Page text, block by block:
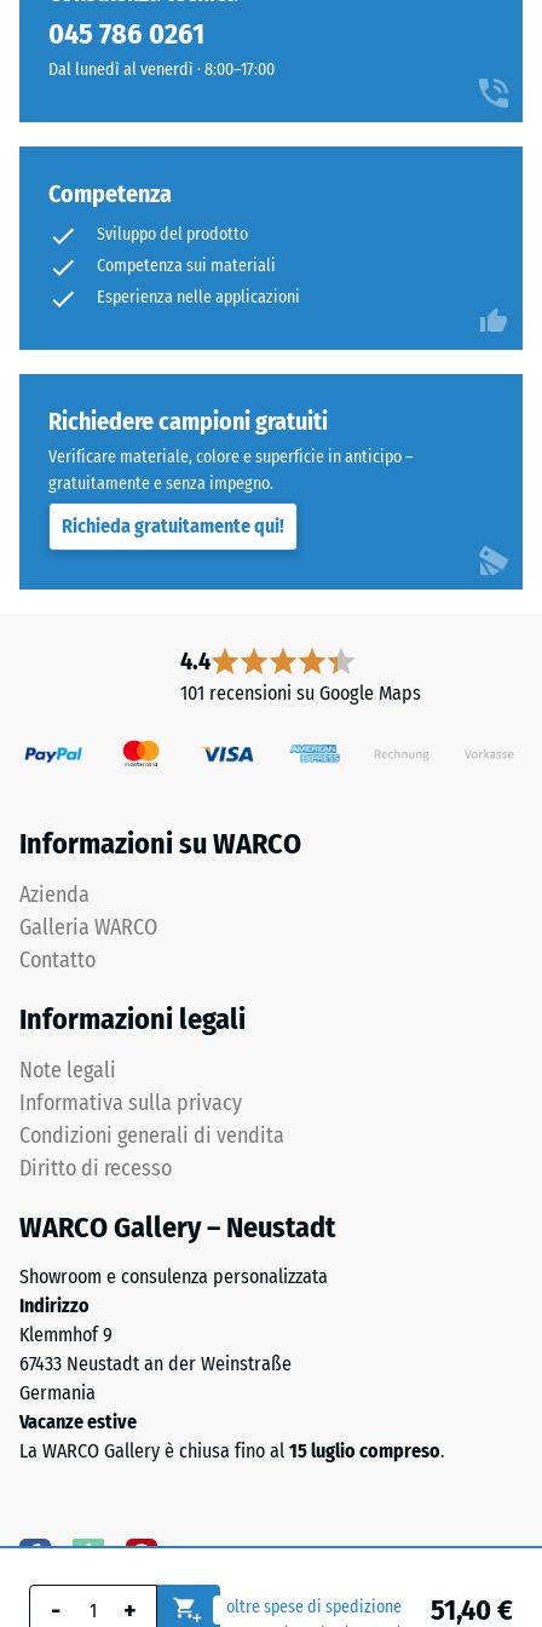
selezionato
per
confronto.
51,40 €
oltre spese di spedizione
- +
045 786 0261
Dal lunedì al venerdì · 8:00–17:00
Competenza
Sviluppo del prodotto
Competenza sui materiali
Esperienza nelle applicazioni
Richiedere campioni gratuiti
Verificare materiale, colore e superficie in anticipo –
gratuitamente e senza impegno.
Richieda gratuitamente qui!
4.4
101 recensioni su Google Maps
Informazioni su WARCO
Azienda
Galleria WARCO
Contatto
Informazioni legali
Note legali
Informativa sulla privacy
Condizioni generali di vendita
Diritto di recesso
WARCO Gallery – Neustadt
Showroom e consulenza personalizzata
Indirizzo
Klemmhof 9
67433 Neustadt an der Weinstraße
Germania
Vacanze estive
La WARCO Gallery è chiusa fino al 15 luglio compreso.